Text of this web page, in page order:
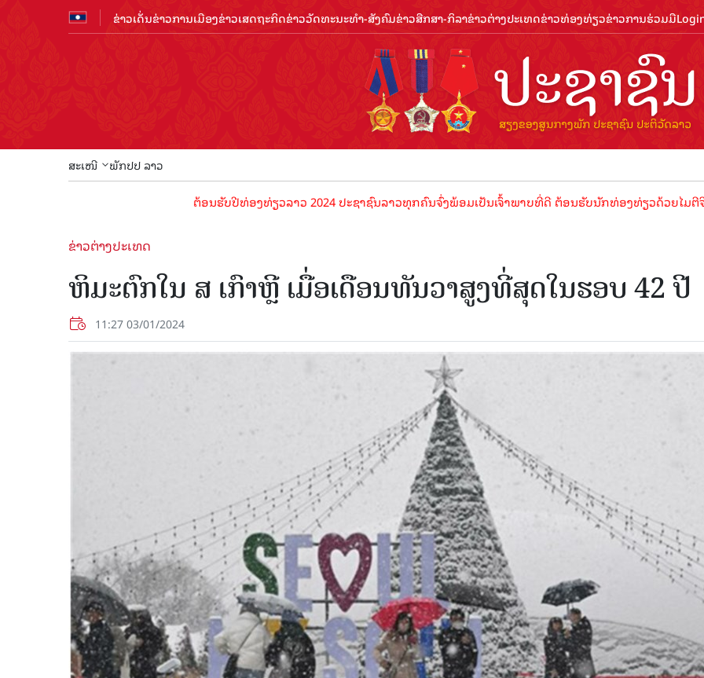
ຂ່າວເດັ່ນຂ່າວການເມືອງຂ່າວເສດຖະກິດຂ່າວວັດທະນະທຳ-ສັງຄົມຂ່າວສືກສາ-ກິລາຂ່າວຕ່າງປະເທດຂ່າວທ່ອງທ່ຽວຂ່າວການຮ່ວມມື
ສະເໜີ ພັກປປ ລາວ
ຕ້ອນຮັບປີທ່ອງທ່ຽວລາວ 2024 ປະຊາຊົນລາວທຸກຄົນຈົ່ງພ້ອມເປັນເຈົ້າພາບທີ່ດີ ຕ້ອນຮັບນັກທ່ອງທ່ຽວດ້ວຍໄມຕີຈິດ ມິດຕ
ຂ່າວຕ່າງປະເທດ
ຫິມະຕົກໃນ ສ ເກົາຫຼີ ເມື່ອເດືອນທັນວາສູງທີ່ສຸດໃນຮອບ 42 ປີ
11:27 03/01/2024